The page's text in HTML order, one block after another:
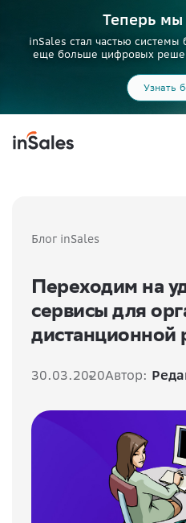
Теперь мы
inSales стал частью
еще больше цифровых
Узнать
Блог inSales
Переходим на
сервисы для
дистанционной
30.03.2020Автор: